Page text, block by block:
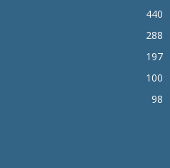
440
288
197
100
98